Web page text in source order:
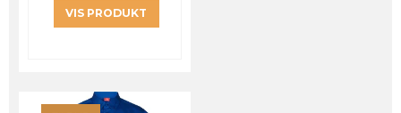
VIS PRODUKT